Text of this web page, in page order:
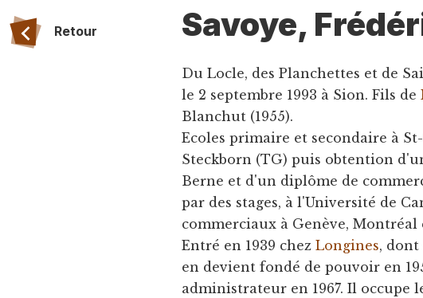
Retour Savoye,
Du Locle, des Planchettes et de
le 2 septembre 1993 à Sion. Fils de
Blanchut (1955).
Ecoles primaire et secondaire à
Steckborn (TG) puis obtention
Berne et d'un diplôme de
par des stages, à l'Université de
commerciaux à Genève, Montréal
Entré en 1939 chezLongines, dont
en devient fondé de pouvoir en
administrateur en 1967. Il occupe